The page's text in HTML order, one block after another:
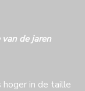
de jaren
hoger in de taille